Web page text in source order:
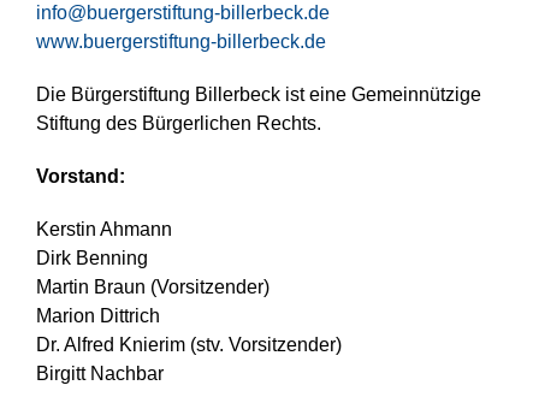
info@buergerstiftung-billerbeck.de
www.buergerstiftung-billerbeck.de
Die Bürgerstiftung Billerbeck ist eine Gemeinnützige
Stiftung des Bürgerlichen Rechts.
Vorstand:
Kerstin Ahmann
Dirk Benning
Martin Braun (Vorsitzender)
Marion Dittrich
Dr. Alfred Knierim (stv. Vorsitzender)
Birgitt Nachbar